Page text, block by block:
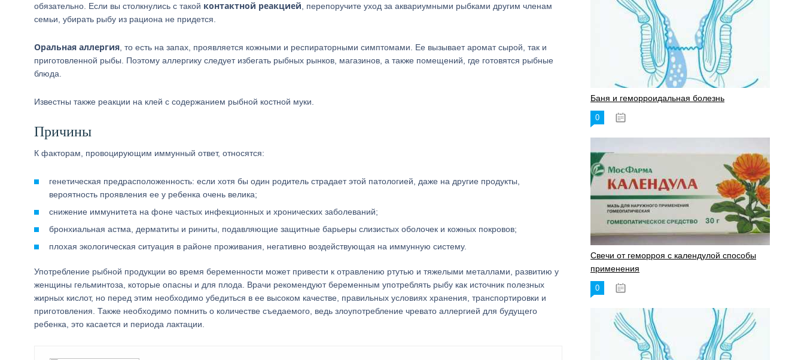
обязательно. Если вы столкнулись с такой контактной реакцией , перепоручите уход за аквариумными рыбками другим членам
семьи, убирать рыбу из рациона не придется.
Оральная аллергия , то есть на запах, проявляется кожными и респираторными симптомами. Ее вызывает аромат сырой, так и
приготовленной рыбы. Поэтому аллергику следует избегать рыбных рынков, магазинов, а также помещений, где готовятся рыбные
блюда.
Известны также реакции на клей с содержанием рыбной костной муки.
Причины
К факторам, провоцирующим иммунный ответ, относятся:
генетическая предрасположенность: если хотя бы один родитель страдает этой патологией, даже на другие продукты,
вероятность проявления ее у ребенка очень велика;
снижение иммунитета на фоне частых инфекционных и хронических заболеваний;
бронхиальная астма, дерматиты и риниты, подавляющие защитные барьеры слизистых оболочек и кожных покровов;
плохая экологическая ситуация в районе проживания, негативно воздействующая на иммунную систему.
Употребление рыбной продукции во время беременности может привести к отравлению ртутью и тяжелыми металлами, развитию у
женщины гельминтоза, которые опасны и для плода. Врачи рекомендуют беременным употреблять рыбу как источник полезных
жирных кислот, но перед этим необходимо убедиться в ее высоком качестве, правильных условиях хранения, транспортировки и
приготовления. Также необходимо помнить о количестве съедаемого, ведь злоупотребление чревато аллергией для будущего
ребенка, это касается и периода лактации.
Баня и геморроидальная болезнь
0
Свечи от геморроя с календулой способы
применения
0